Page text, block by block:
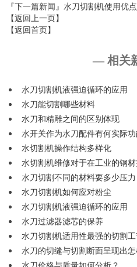
『下一篇新闻』水刀切割机使用优
【返回上一页】
【返回首页】
— 相关
水刀切割机液强迫循环的应用
水刀能切割哪些材料
水刀和精雕之间的区别体现
水开关作为水刀配件有何实际
水切割机操作结构多样化
水切割机维修对于在工业的钢
水刀切割不同的材料要多少压力
水刀切割机如何应对粉尘
水刀切割机液强迫循环的应用
水刀过滤器滤芯的保养
水刀切割机适用性最强的切割
水刀的切缝与切割断面呈现出